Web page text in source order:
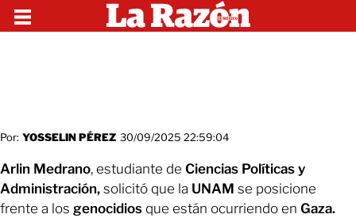
Por: YOSSELIN PÉREZ 30/09/2025 22:59:04
Arlin Medrano, estudiante de Ciencias Políticas y
Administración, solicitó que la UNAM se posicione
frente a los genocidios que están ocurriendo en Gaza.